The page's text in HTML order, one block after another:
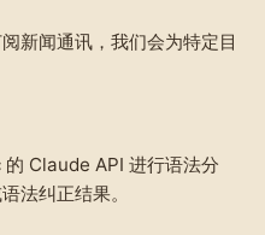
新闻通讯，我们会为特定目
Claude API 进行语法分
法纠正结果。